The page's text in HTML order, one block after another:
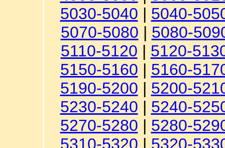
5030-5040 | 5040-
5070-5080 | 5080-
5110-5120 | 5120-
5150-5160 | 5160-
5190-5200 | 5200-
5230-5240 | 5240-
5270-5280 | 5280-
5310-5320 | 5320-